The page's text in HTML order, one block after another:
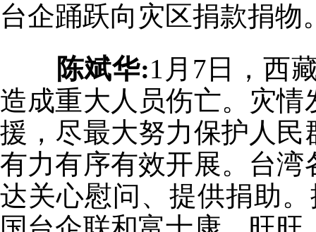
台企踊跃向灾区捐款捐物
陈斌华:1月7日，西
造成重大人员伤亡。灾
援，尽最大努力保护人
有力有序有效开展。台
达关心慰问、提供捐助